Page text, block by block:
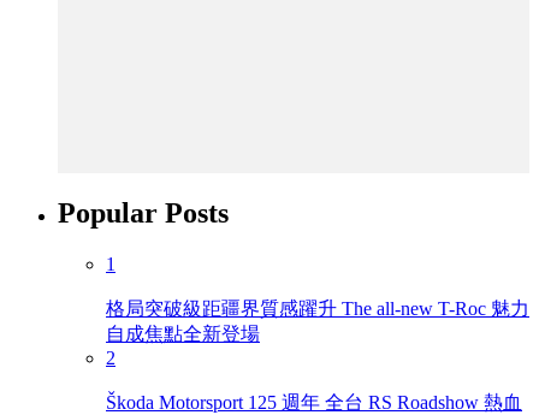
Popular Posts
1
格局突破級距疆界質感躍升 The all-new T-Roc 魅力
自成焦點全新登場
2
Škoda Motorsport 125 週年 全台 RS Roadshow 熱血